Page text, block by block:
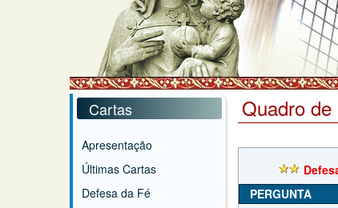
Cartas
Apresentação
Últimas Cartas
Defesa da Fé
Quadro
PERGUNTA